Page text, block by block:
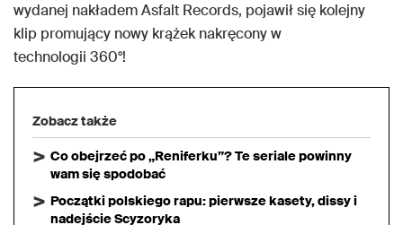
wydanej nakładem Asfalt Records, pojawił się kolejny
klip promujący nowy krążek nakręcony w
technologii 360°!
Zobacz także
Co obejrzeć po „Reniferku”? Te seriale powinny
wam się spodobać
Początki polskiego rapu: pierwsze kasety, dissy i
nadejście Scyzoryka